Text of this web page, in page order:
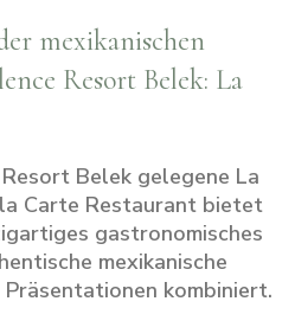
mexikanischen
Resort Belek: La
Belek gelegene La
Carte Restaurant bietet
gastronomisches
mexikanische
kombiniert.